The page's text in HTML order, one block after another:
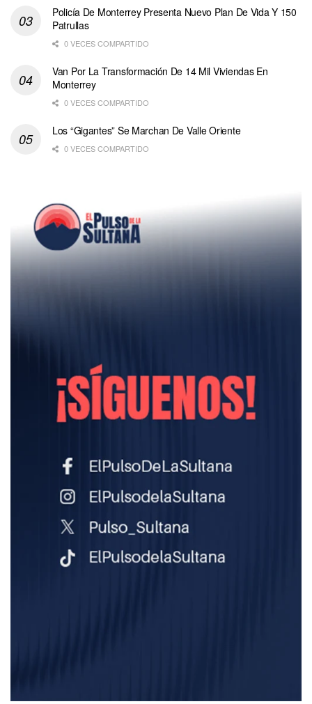
Policía De Monterrey Presenta Nuevo Plan De Vida Y 150
Patrullas
0 VECES COMPARTIDO
Van Por La Transformación De 14 Mil Viviendas En
Monterrey
0 VECES COMPARTIDO
Los “Gigantes” Se Marchan De Valle Oriente
0 VECES COMPARTIDO